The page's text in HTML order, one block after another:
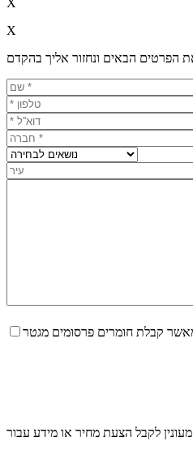
X
X
הפרטים הבאים ונחזור אליך בהקדם
קבלת חומרים פרסומים מגטר